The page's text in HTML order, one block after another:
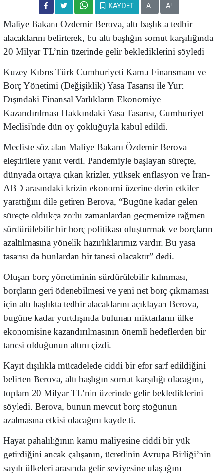
KAYDET A- A+
Maliye Bakanı Özdemir Berova, altı başlıkta tedbir
alacaklarını belirterek, bu altı başlığın somut karşılığında
20 Milyar TL’nin üzerinde gelir beklediklerini söyledi
Kuzey Kıbrıs Türk Cumhuriyeti Kamu Finansmanı ve
Borç Yönetimi (Değişiklik) Yasa Tasarısı ile Yurt
Dışındaki Finansal Varlıkların Ekonomiye
Kazandırılması Hakkındaki Yasa Tasarısı, Cumhuriyet
Meclisi'nde dün oy çokluğuyla kabul edildi.
Mecliste söz alan Maliye Bakanı Özdemir Berova
eleştirilere yanıt verdi. Pandemiyle başlayan süreçte,
dünyada ortaya çıkan krizler, yüksek enflasyon ve İran-
ABD arasındaki krizin ekonomi üzerine derin etkiler
yarattığını dile getiren Berova, “Bugüne kadar gelen
süreçte oldukça zorlu zamanlardan geçmemize rağmen
sürdürülebilir bir borç politikası oluşturmak ve borçların
azaltılmasına yönelik hazırlıklarımız vardır. Bu yasa
tasarısı da bunlardan bir tanesi olacaktır” dedi.
Oluşan borç yönetiminin sürdürülebilir kılınması,
borçların geri ödenebilmesi ve yeni net borç çıkmaması
için altı başlıkta tedbir alacaklarını açıklayan Berova,
bugüne kadar yurtdışında bulunan miktarların ülke
ekonomisine kazandırılmasının önemli hedeflerden bir
tanesi olduğunun altını çizdi.
Kayıt dışılıkla mücadelede ciddi bir efor sarf edildiğini
belirten Berova, altı başlığın somut karşılığı olacağını,
toplam 20 Milyar TL’nin üzerinde gelir beklediklerini
söyledi. Berova, bunun mevcut borç stoğunun
azalmasına etkisi olacağını kaydetti.
Hayat pahalılığının kamu maliyesine ciddi bir yük
getirdiğini ancak çalışanın, ücretlinin Avrupa Birliği’nin
sayılı ülkeleri arasında gelir seviyesine ulaştığını